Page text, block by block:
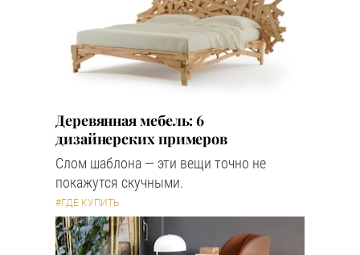
Деревянная мебель: 6
дизайнерских примеров
Слом шаблона — эти вещи точно не
покажутся скучными.
#ГДЕ КУПИТЬ